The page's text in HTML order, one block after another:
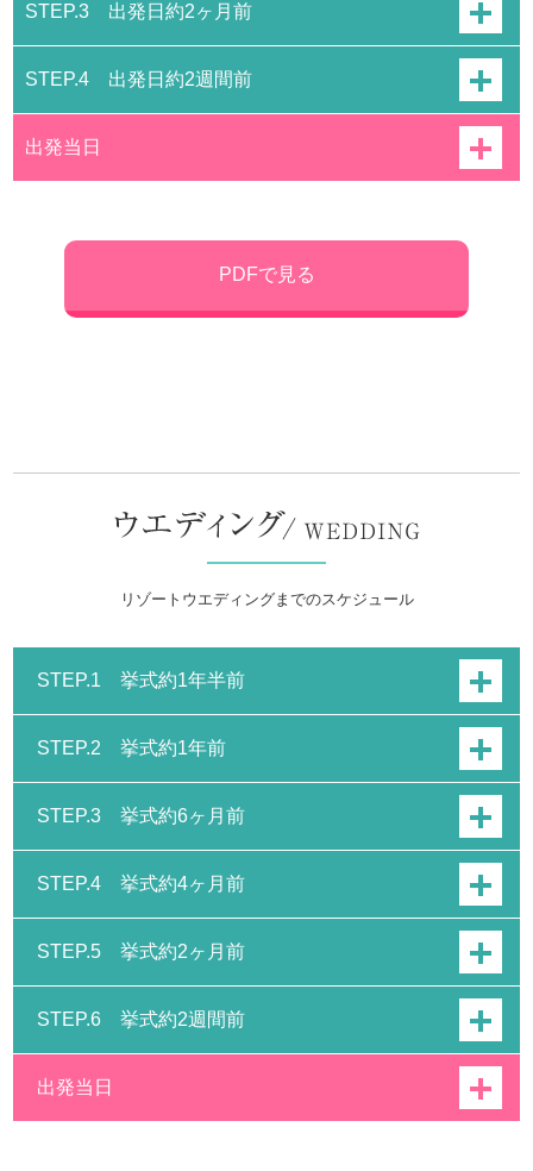
STEP.3 出発日約2ヶ月前
STEP.4 出発日約2週間前
出発当日
PDFで見る
リゾートウエディングまでのスケジュール
STEP.1 挙式約1年半前
STEP.2 挙式約1年前
STEP.3 挙式約6ヶ月前
STEP.4 挙式約4ヶ月前
STEP.5 挙式約2ヶ月前
STEP.6 挙式約2週間前
出発当日